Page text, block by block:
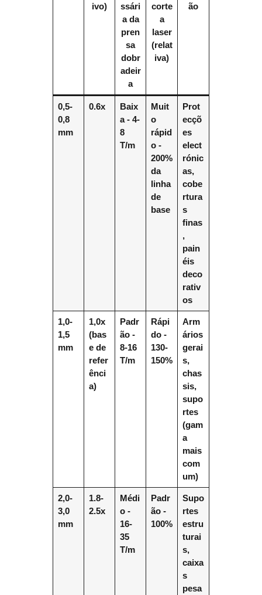
ivo)
ssári
a da
pren
sa
dobr
adeir
a
corte
a
laser
(relat
iva)
ão
0,5-
0,8
mm
0.6x
Baix
a - 4-
8
T/m
Muit
o
rápid
o -
200%
da
linha
de
base
Prot
ecçõ
es
elect
rónic
as,
cobe
rtura
s
finas
,
pain
éis
deco
rativ
os
1,0-
1,5
mm
1,0x
(bas
e de
refer
ênci
a)
Padr
ão -
8-16
T/m
Rápi
do -
130-
150%
Arm
ários
gerai
s,
chas
sis,
supo
rtes
(gam
a
mais
com
um)
2,0-
3,0
mm
1.8-
2.5x
Médi
o -
16-
35
T/m
Padr
ão -
100%
Supo
rtes
estru
turai
s,
caixa
s
pesa